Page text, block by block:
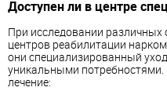
Доступен ли в центре
При исследовании
центров реабилитации
они специализированный
уникальными
лечение: